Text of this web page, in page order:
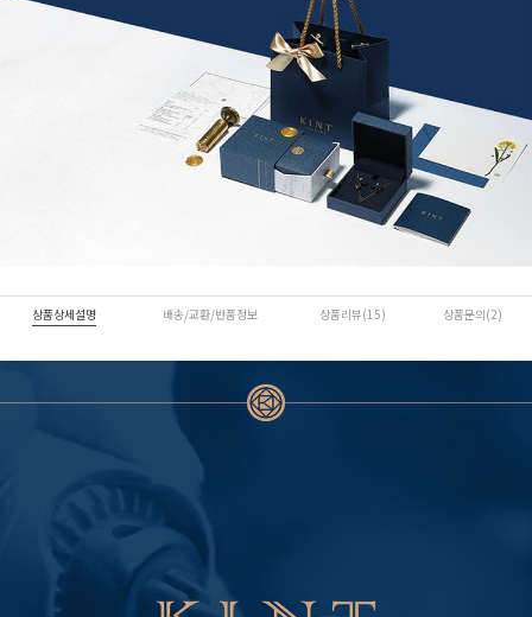
상품상세설명 배송/교환/반품정보 상품리뷰(15) 상품문의(2)